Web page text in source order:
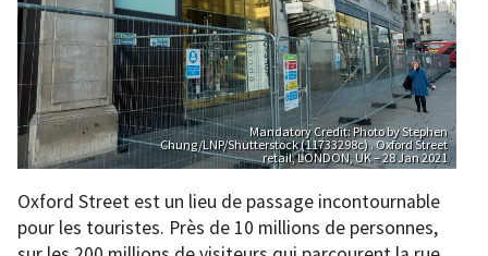
Mandatory Credit: Photo by Stephen
Chung/LNP/Shutterstock (11733298c) . Oxford Street
retail, LONDON, UK – 28 Jan 2021
Oxford Street est un lieu de passage incontournable
pour les touristes. Près de 10 millions de personnes,